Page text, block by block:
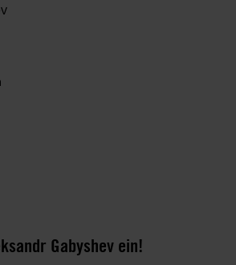
Gabyshev ein!